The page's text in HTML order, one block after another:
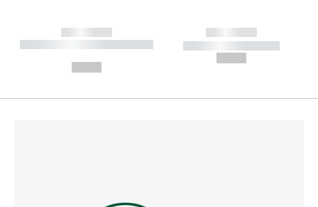
------------
----------- ----------- --------
------------
----------- -----------